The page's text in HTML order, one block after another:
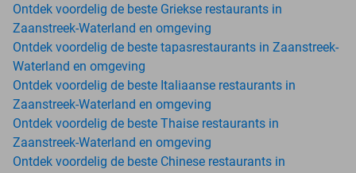
Ontdek voordelig de beste Griekse restaurants in
Zaanstreek-Waterland en omgeving
Ontdek voordelig de beste tapasrestaurants in Zaanstreek-
Waterland en omgeving
Ontdek voordelig de beste Italiaanse restaurants in
Zaanstreek-Waterland en omgeving
Ontdek voordelig de beste Thaise restaurants in
Zaanstreek-Waterland en omgeving
Ontdek voordelig de beste Chinese restaurants in